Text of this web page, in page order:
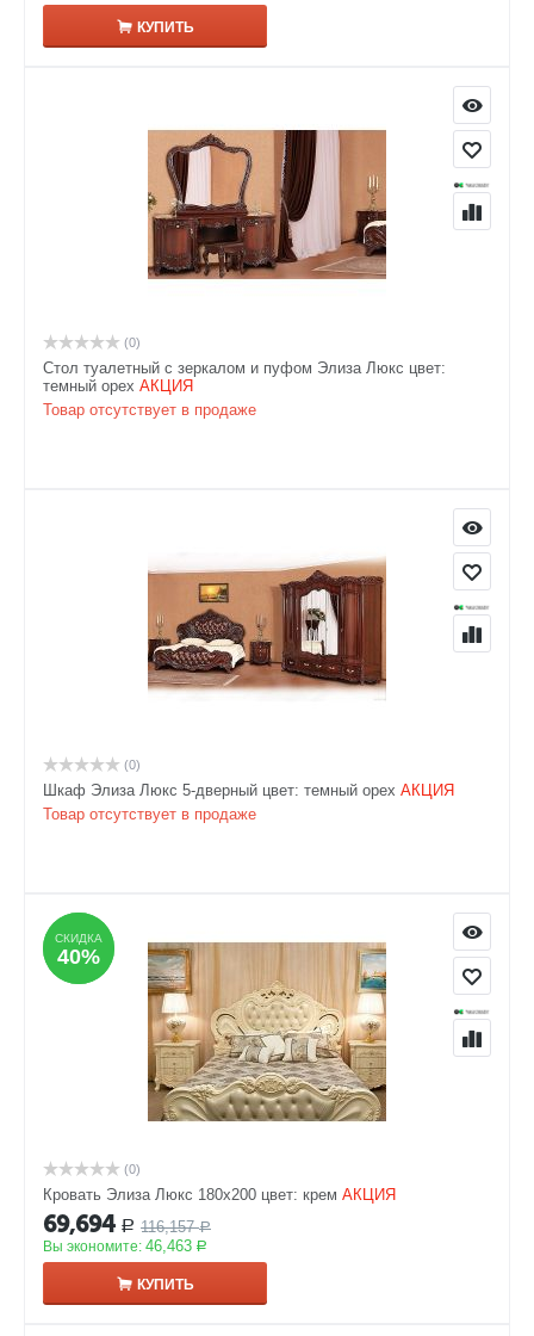
КУПИТЬ
(0)
Стол туалетный с зеркалом и пуфом Элиза Люкс цвет:
темный орех АКЦИЯ
Товар отсутствует в продаже
(0)
Шкаф Элиза Люкс 5-дверный цвет: темный орех АКЦИЯ
Товар отсутствует в продаже
СКИДКА
40%
СКИДКА
40%
(0)
Кровать Элиза Люкс 180х200 цвет: крем АКЦИЯ
69,694 Р 116,157 Р
Вы экономите: 46,463 Р
КУПИТЬ